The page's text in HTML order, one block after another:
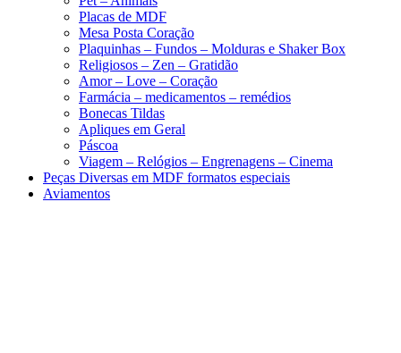
Placas de MDF
Mesa Posta Coração
Plaquinhas – Fundos – Molduras e Shaker Box
Religiosos – Zen – Gratidão
Amor – Love – Coração
Farmácia – medicamentos – remédios
Bonecas Tildas
Apliques em Geral
Páscoa
Viagem – Relógios – Engrenagens – Cinema
Peças Diversas em MDF formatos especiais
Aviamentos